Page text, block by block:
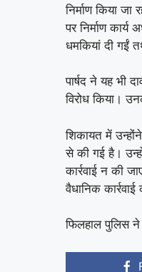
निर्माण किया
पर निर्माण
धमकियां दी गईं
पार्षद ने यह भी
विरोध किया।
शिकायत में
से की गई है।
कार्रवाई न की
वैधानिक
फिलहाल पुलिस ने